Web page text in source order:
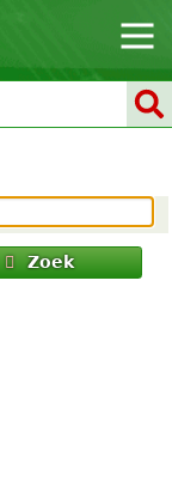
Zoek